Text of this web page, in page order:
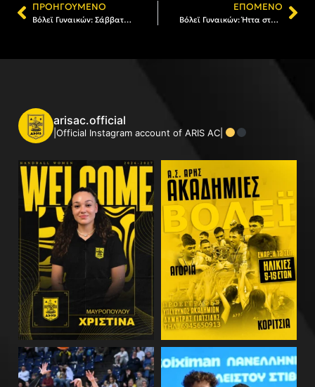
ΠΡΟΗΓΟΎΜΕΝΟ
Βόλεϊ Γυναικών: Σάββατο (19/11) στις 18:00 το ντέρμπι με τον ΠΑΟΚ
ΕΠΌΜΕΝΟ
Βόλεϊ Γυναικών: Ήττα στο ντέρμπι
arisac.official
|Official Instagram account of ARIS AC|